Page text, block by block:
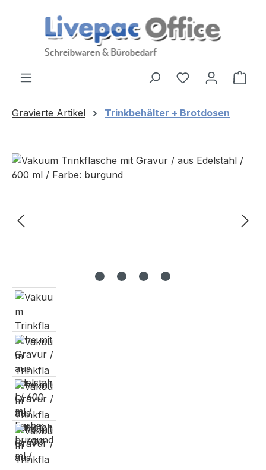
Zum Hauptinhalt springen
Gravierte Artikel Trinkbehälter + Brotdosen
Bildergalerie überspringen